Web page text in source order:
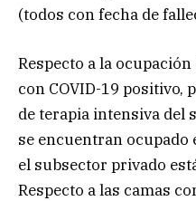
(todos con fecha de
Respecto a la
con COVID-19 positivo,
de terapia intensiva del
se encuentran ocupado
el subsector privado
Respecto a las camas